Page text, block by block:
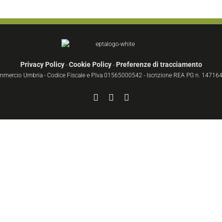
Privacy Policy- Cookie Policy- Preferenze di tracciamento
Umbria - Codice Fiscale e P.Iva 01565000542 - Iscrizione REA PG n.
FacebookYouTube